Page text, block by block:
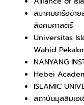
สมาคมเครือข่า
สังคมศาสตร์
Universitas
Wahid
NANYANG
Hebei
ISLAMIC
สถาบันมุสลิมเอ